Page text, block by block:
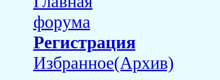
форума
Регистрация
Избранное(Архив)